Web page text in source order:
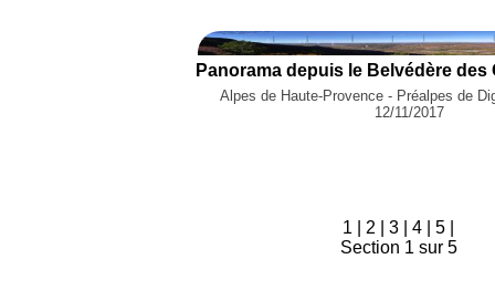
Alpes de Haute-Provence - Préalpes de
12/11/2017
1 2 |3 |4 |5
Section 1 sur 5